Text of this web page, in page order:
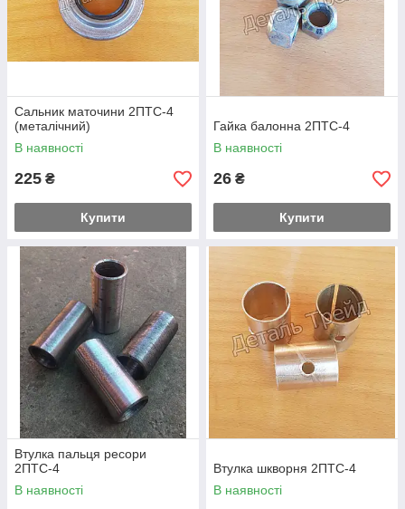
Сальник маточини 2ПТС-4
(металічний)
В наявності
225 ₴
Купити
Гайка балонна 2ПТС-4
В наявності
26 ₴
Купити
Втулка пальця ресори
2ПТС-4
В наявності
Втулка шкворня 2ПТС-4
В наявності